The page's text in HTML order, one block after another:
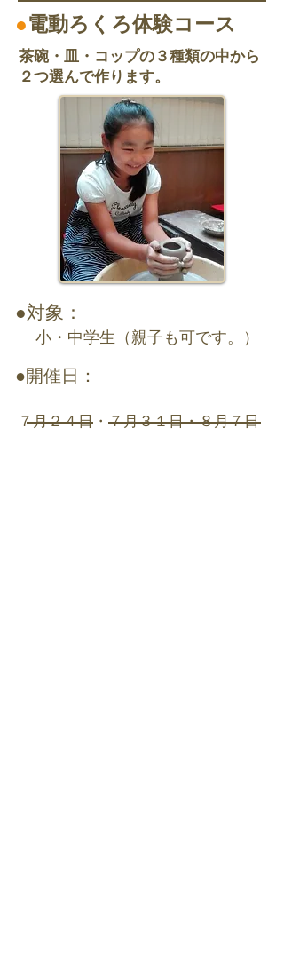
●電動ろくろ体験コース
茶碗・皿・コップの３種類の中から
２つ選んで作ります。
●対象：
小・中学生（親子も可です。）
●開催日：
７月２４日・７月３１日・８月７日